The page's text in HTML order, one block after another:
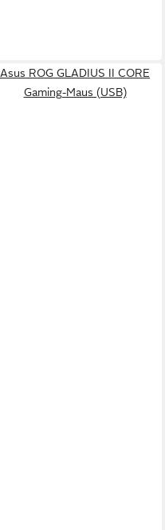
Asus ROG GLADIUS II CORE
Gaming-Maus (USB)